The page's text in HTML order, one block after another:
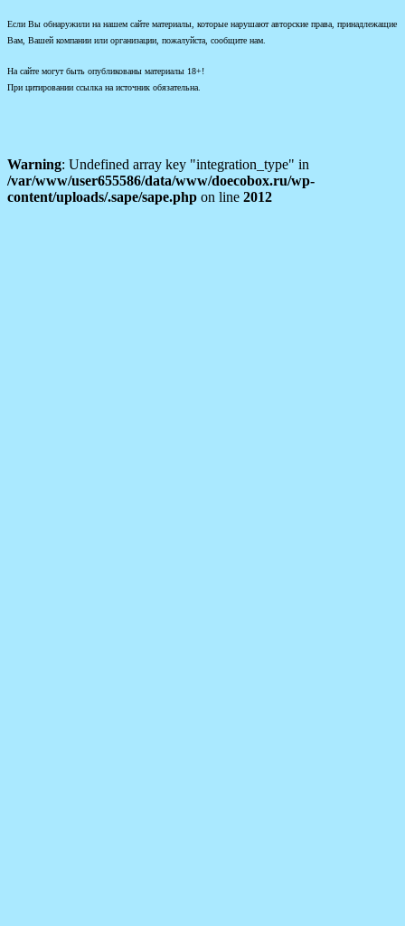
Если Вы обнаружили на нашем сайте материалы, которые нарушают авторские права, принадлежащие
Вам, Вашей компании или организации, пожалуйста, сообщите нам.
На сайте могут быть опубликованы материалы 18+!
При цитировании ссылка на источник обязательна.
Warning: Undefined array key "integration_type" in
/var/www/user655586/data/www/doecobox.ru/wp-
content/uploads/.sape/sape.php on line 2012